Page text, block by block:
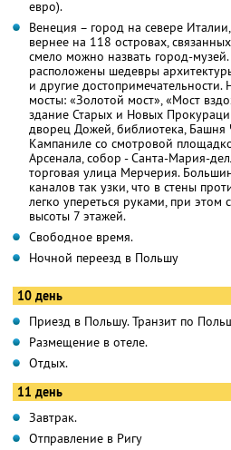
евро).
Венеция – город на севере
вернее на 118 островах,
смело можно назвать город-
расположены шедевры
и другие
мосты: «Золотой мост», «Мост
здание Старых и Новых
дворец Дожей, библиотека, Башня
Кампаниле со смотровой
Арсенала, собор - Санта-Мария-
торговая улица Мерчерия.
каналов так узки, что в стены
легко упереться руками, при этом
высоты 7 этажей.
Свободное время.
Ночной переезд в Польшу
10 день
Приезд в Польшу. Транзит по
Размещение в отеле.
Отдых.
11 день
Завтрак.
Отправление в Ригу